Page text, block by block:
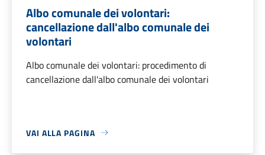
Albo comunale dei volontari:
cancellazione dall'albo comunale dei
volontari
Albo comunale dei volontari: procedimento di
cancellazione dall'albo comunale dei volontari
VAI ALLA PAGINA